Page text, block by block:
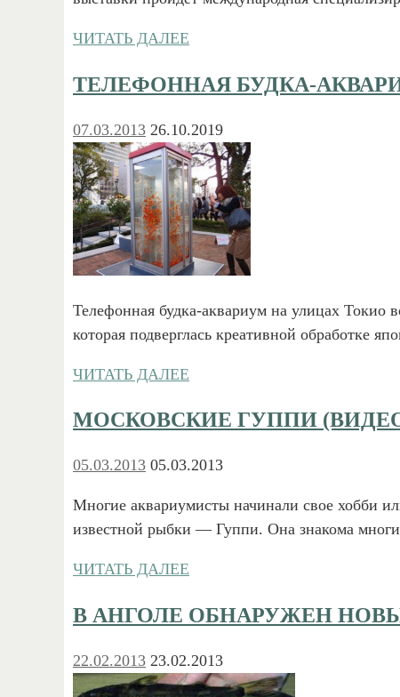
ЧИТАТЬ ДАЛЕЕ
ТЕЛЕФОННАЯ БУДКА-
07.03.2013 26.10.2019
Телефонная будка-аквариум на улицах Токио
которая подверглась креативной обработке
ЧИТАТЬ ДАЛЕЕ
МОСКОВСКИЕ ГУППИ
05.03.2013 05.03.2013
Многие аквариумисты начинали свое хобби
известной рыбки — Гуппи. Она знакома
ЧИТАТЬ ДАЛЕЕ
В АНГОЛЕ ОБНАРУЖЕН
22.02.2013 23.02.2013